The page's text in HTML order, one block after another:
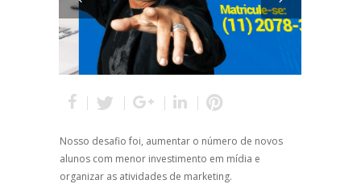
Nosso desafio foi, aumentar o número de novos
alunos com menor investimento em mídia e
organizar as atividades de marketing.